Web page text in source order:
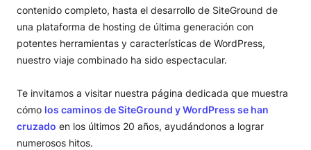
contenido completo, hasta el desarrollo de SiteGround de
una plataforma de hosting de última generación con
potentes herramientas y características de WordPress,
nuestro viaje combinado ha sido espectacular.
Te invitamos a visitar nuestra página dedicada que muestra
cómo los caminos de SiteGround y WordPress se han
cruzado en los últimos 20 años, ayudándonos a lograr
numerosos hitos.